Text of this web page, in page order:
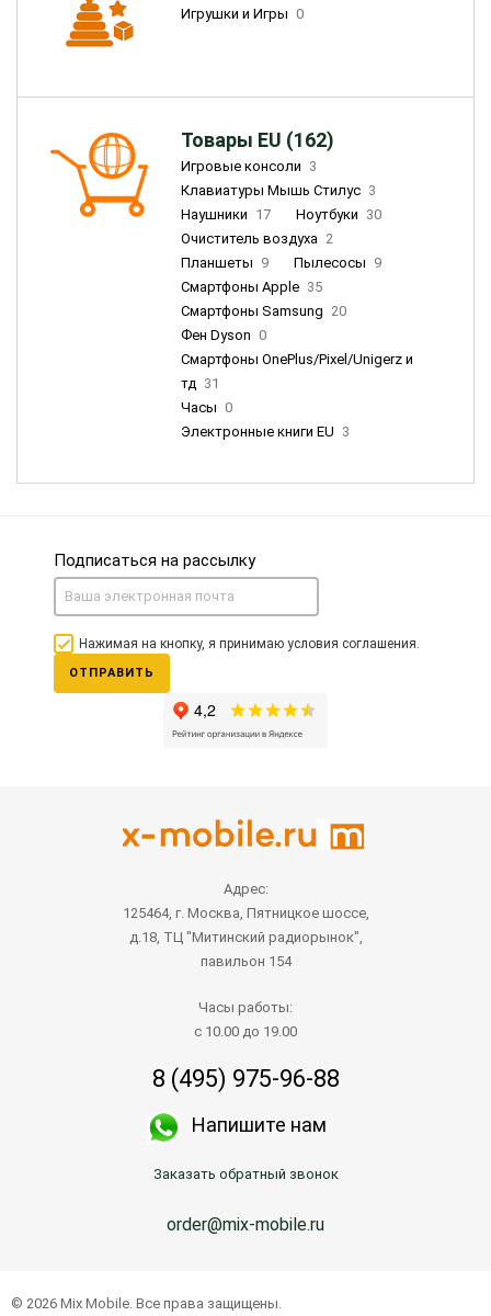
Игрушки и Игры 0
Товары EU (162)
Игровые консоли 3
Клавиатуры Мышь Стилус 3
Наушники 17 Ноутбуки 30
Очиститель воздуха 2
Планшеты 9 Пылесосы 9
Смартфоны Apple 35
Смартфоны Samsung 20
Фен Dyson 0
Смартфоны OnePlus/Pixel/Unigerz и
тд 31
Часы 0
Электронные книги EU 3
Подписаться на рассылку
Нажимая на кнопку, я принимаю условия соглашения.
ОТПРАВИТЬ
Адрес:
125464, г. Москва, Пятницкое шоссе,
д.18, ТЦ "Митинский радиорынок",
павильон 154
Часы работы:
с 10.00 до 19.00
8 (495) 975-96-88
Напишите нам
Заказать обратный звонок
order@mix-mobile.ru
© 2026 Mix Mobile. Все права защищены.